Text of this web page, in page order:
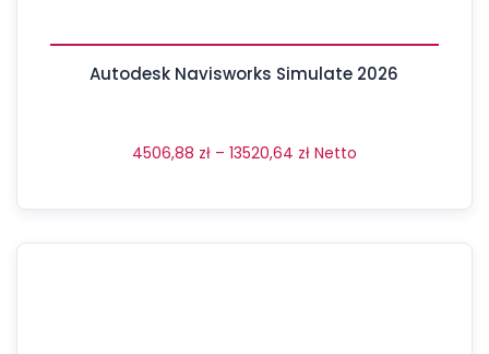
Autodesk Navisworks Simulate 2026
4506,88 zł – 13520,64 zł Netto